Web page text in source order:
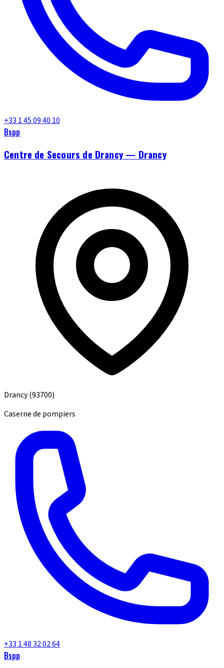
+33 1 45 09 40 10
Bspp
Centre de Secours de Drancy — Drancy
Drancy(93700)
Caserne de pompiers
+33 1 48 32 02 64
Bspp